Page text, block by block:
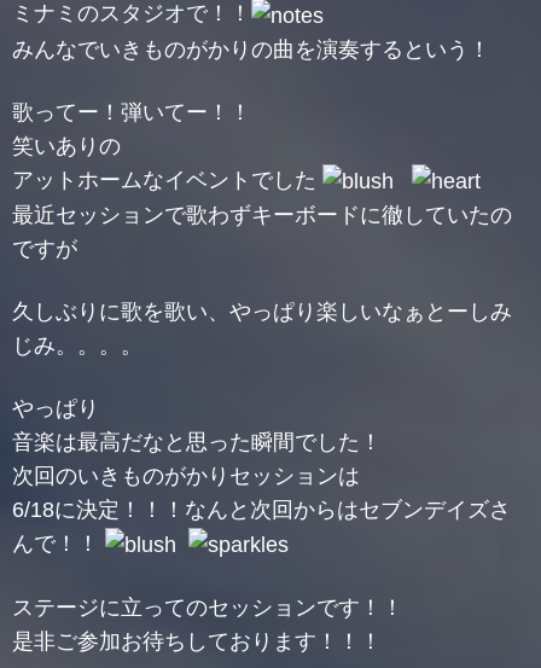
ミナミのスタジオで！！
みんなでいきものがかりの曲を演奏するという！
歌ってー！弾いてー！！
笑いありの
アットホームなイベントでした
最近セッションで歌わずキーボードに徹していたの
ですが
久しぶりに歌を歌い、やっぱり楽しいなぁとーしみ
じみ。。。。
やっぱり
音楽は最高だなと思った瞬間でした！
次回のいきものがかりセッションは
6/18に決定！！！なんと次回からはセブンデイズさ
んで！！
ステージに立ってのセッションです！！
是非ご参加お待ちしております！！！